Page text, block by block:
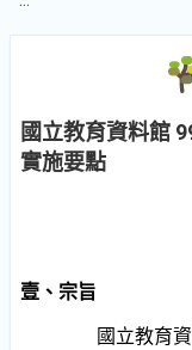
國立教育資料館
實施要點
壹、宗旨
國立教育